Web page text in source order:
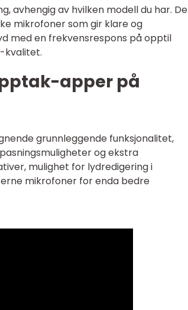
avhengig av hvilken modell du har. De
mikrofoner som gir klare og
med en frekvensrespons på opptil
kvalitet.
apper på
grunnleggende funksjonalitet,
og ekstra
mulighet for lydredigering i
mikrofoner for enda bedre